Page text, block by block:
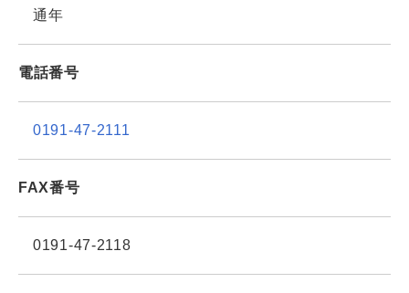
通年
電話番号
0191-47-2111
FAX番号
0191-47-2118